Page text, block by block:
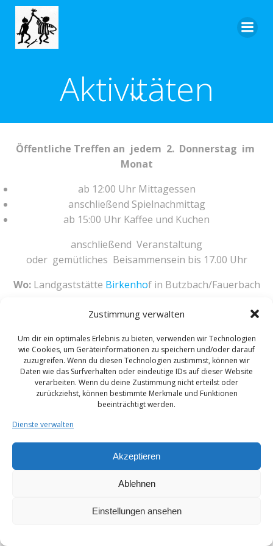
Zustimmung verwalten
Um dir ein optimales Erlebnis zu bieten, verwenden wir Technologien
wie Cookies, um Geräteinformationen zu speichern und/oder darauf
zuzugreifen. Wenn du diesen Technologien zustimmst, können wir
Daten wie das Surfverhalten oder eindeutige IDs auf dieser Website
verarbeiten. Wenn du deine Zustimmung nicht erteilst oder
zurückziehst, können bestimmte Merkmale und Funktionen
beeinträchtigt werden.
Dienste verwalten
Akzeptieren
Ablehnen
Einstellungen ansehen
Aktivitäten
Öffentliche Treffen an jedem 2. Donnerstag im
Monat
ab 12:00 Uhr Mittagessen
anschließend Spielnachmittag
ab 15:00 Uhr Kaffee und Kuchen
anschließend Veranstaltung
oder gemütliches Beisammensein bis 17.00 Uhr
Wo:Landgaststätte Birkenhof in Butzbach/Fauerbach
Weitere Aktivitäten:
Mailkontakt unter:vorstand@aktiv-trotz-schlaganfall.de
© 2026 Selbshilfegruppe Aktiv trotz Schlaganfall.
Created for free using WordPress and